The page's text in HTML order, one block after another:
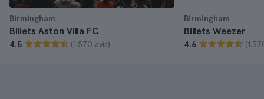
Birmingham
Billets Aston Villa FC
4.5 (1.570 avis)
Birmingham
Billets Weezer
4.6